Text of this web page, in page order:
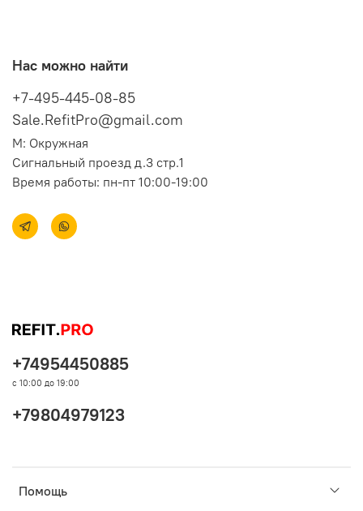
Нас можно найти
+7-495-445-08-85
Sale.RefitPro@gmail.com
М: Окружная
Сигнальный проезд д.3 стр.1
Время работы: пн-пт 10:00-19:00
Помощь
+74954450885
с 10:00 до 19:00
+79804979123